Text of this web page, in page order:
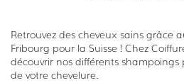
Retrouvez des cheveux sains grâce
Fribourg pour la Suisse ! Chez
découvrir nos différents
de votre chevelure.